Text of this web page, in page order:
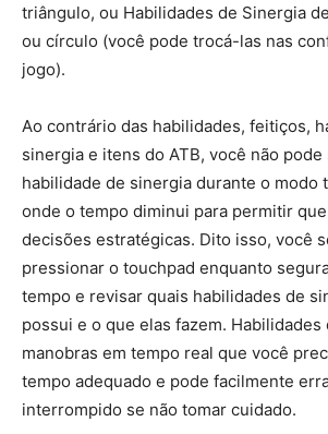
triângulo, ou Habilidades de Sinergia
ou círculo (você pode trocá-las nas
jogo).
Ao contrário das habilidades, feitiços,
sinergia e itens do ATB, você não
habilidade de sinergia durante o modo
onde o tempo diminui para permitir
decisões estratégicas. Dito isso, você
pressionar o touchpad enquanto
tempo e revisar quais habilidades de
possui e o que elas fazem. Habilidades
manobras em tempo real que você
tempo adequado e pode facilmente
interrompido se não tomar cuidado.